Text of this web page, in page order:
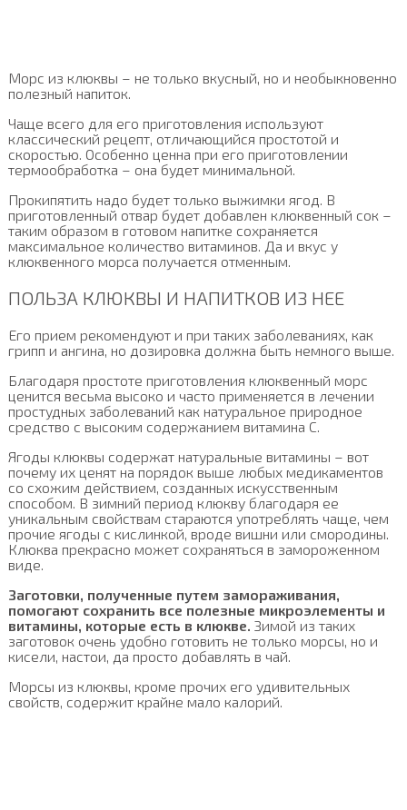
Морс из клюквы – не только вкусный, но и необыкновенно
полезный напиток.
Чаще всего для его приготовления используют
классический рецепт, отличающийся простотой и
скоростью. Особенно ценна при его приготовлении
термообработка – она будет минимальной.
Прокипятить надо будет только выжимки ягод. В
приготовленный отвар будет добавлен клюквенный сок –
таким образом в готовом напитке сохраняется
максимальное количество витаминов. Да и вкус у
клюквенного морса получается отменным.
ПОЛЬЗА КЛЮКВЫ И НАПИТКОВ ИЗ НЕЕ
Его прием рекомендуют и при таких заболеваниях, как
грипп и ангина, но дозировка должна быть немного выше.
Благодаря простоте приготовления клюквенный морс
ценится весьма высоко и часто применяется в лечении
простудных заболеваний как натуральное природное
средство с высоким содержанием витамина С.
Ягоды клюквы содержат натуральные витамины – вот
почему их ценят на порядок выше любых медикаментов
со схожим действием, созданных искусственным
способом. В зимний период клюкву благодаря ее
уникальным свойствам стараются употреблять чаще, чем
прочие ягоды с кислинкой, вроде вишни или смородины.
Клюква прекрасно может сохраняться в замороженном
виде.
Заготовки, полученные путем замораживания,
помогают сохранить все полезные микроэлементы и
витамины, которые есть в клюкве. Зимой из таких
заготовок очень удобно готовить не только морсы, но и
кисели, настои, да просто добавлять в чай.
Морсы из клюквы, кроме прочих его удивительных
свойств, содержит крайне мало калорий.